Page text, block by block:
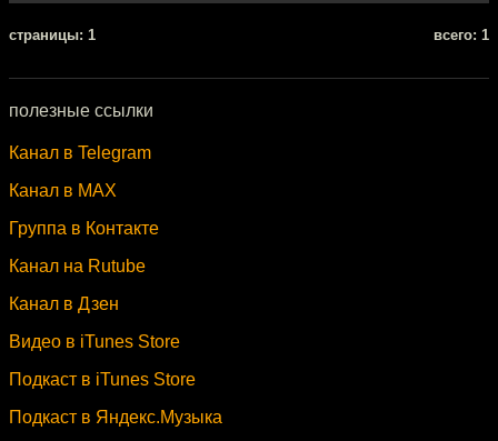
cтраницы: 1 всего: 1
полезные ссылки
Канал в Telegram
Канал в MAX
Группа в Контакте
Канал на Rutube
Канал в Дзен
Видео в iTunes Store
Подкаст в iTunes Store
Подкаст в Яндекс.Музыка